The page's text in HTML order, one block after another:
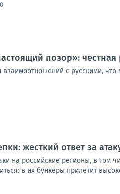
позор»:
взаимоотношений с русскими,
жесткий ответ за
на российские регионы, в том
в их бункеры прилетит